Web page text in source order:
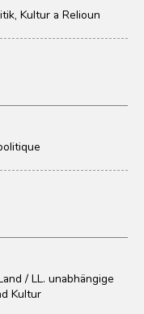
Kultur a Relioun
/ LL. unabhängige
Kultur